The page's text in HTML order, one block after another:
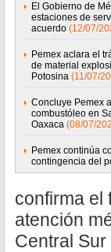
El Gobierno de
estaciones de
acuerdo (12/07/
Pemex aclara el
de material
Potosina (11/07/
Concluye Pemex
combustóleo en
Oaxaca (08/07/
Pemex continúa
contingencia del
confirma el
atención
Central